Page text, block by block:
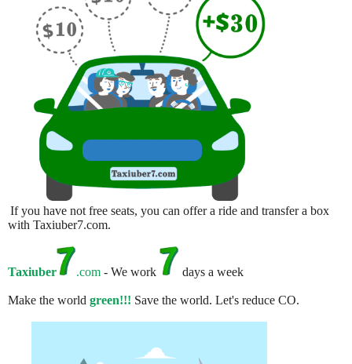
If you have not free seats, you can offer a ride and transfer a box
with Taxiuber7.com.
Taxiuber .com - We work days a week
Make the world green!!! Save the world. Let's reduce CO.